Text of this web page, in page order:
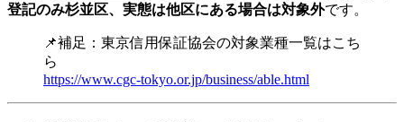
登記のみ杉並区、実態は他区にある場合は対象外です。
📌補足：東京信用保証協会の対象業種一覧はこち
ら
https://www.cgc-tokyo.or.jp/business/able.html